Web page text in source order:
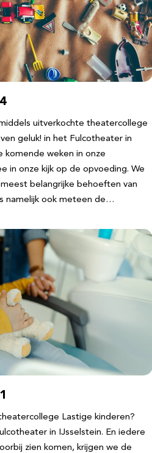
uitverkochte theatercollege
geluk! in het Fulcotheater in
komende weken in onze
in onze kijk op de opvoeding. We
belangrijke behoeften van
namelijk ook meteen de…
Lastige kinderen?
in IJsselstein. En iedere
zien komen, krijgen we de